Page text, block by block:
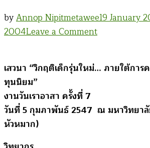
byAnnop Nipitmetawee19 January
2004Leave a Commenton
เด็ก
ภาย
เสวนา “วิกฤติเด็กรุ่นใหม่… ภายใต้การ
ทุนนิยม”
งานวันเราอาสา ครั้งที่ 7
วันที่ 5 กุมภาพันธ์ 2547 ณ มหาวิทยา
หัวหมาก)